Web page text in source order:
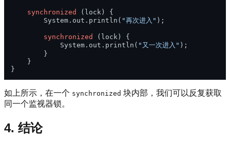
synchronized
(lock) {
        System.out.println(
"再次进入" );
synchronized
(lock) {
            System.out.println(
"又一次进入" );
        }
    }
如上所示，在一个 synchronized 块内部，我们可以反复获取
同一个监视器锁。
4. 结论